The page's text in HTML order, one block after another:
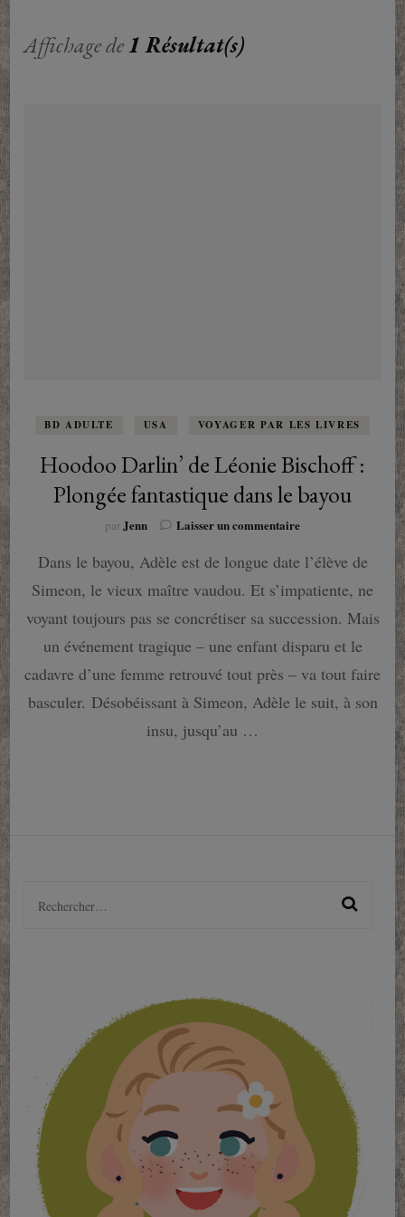
Affichage de1 Résultat(s)
BD ADULTE USA VOYAGER PAR LES LIVRES
Hoodoo Darlin’ de Léonie Bischoff :
Plongée fantastique dans le bayou
par Jenn Laisser un commentairesur
Darlin’
Léonie
Bischoff
Plongée
fantastique
le
Dans le bayou, Adèle est de longue date l’élève de
Simeon, le vieux maître vaudou. Et s’impatiente, ne
voyant toujours pas se concrétiser sa succession. Mais
un événement tragique – une enfant disparu et le
cadavre d’une femme retrouvé tout près – va tout faire
basculer. Désobéissant à Simeon, Adèle le suit, à son
insu, jusqu’au …
Rechercher :